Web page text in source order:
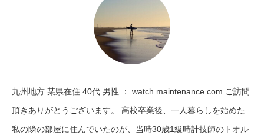
九州地方 某県在住 40代 男性 ： watch maintenance.com ご訪問
頂きありがとうございます。 高校卒業後、一人暮らしを始めた
私の隣の部屋に住んでいたのが、当時30歳1級時計技師のトオル